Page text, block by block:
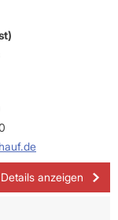
anzeigen